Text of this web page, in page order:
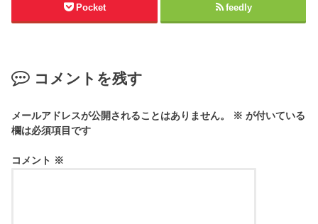
Pocket feedly
コメントを残す
メールアドレスが公開されることはありません。 ※ が付いている
欄は必須項目です
コメント ※